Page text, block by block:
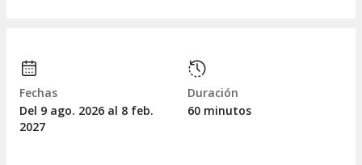
Fechas
Del 9 ago. 2026 al 8 feb.
2027
Duración
60 minutos